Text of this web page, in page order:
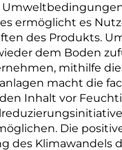
ermöglicht es
des Produkts.
dem Boden
mithilfe
macht die
Inhalt vor
Die
Klimawandels